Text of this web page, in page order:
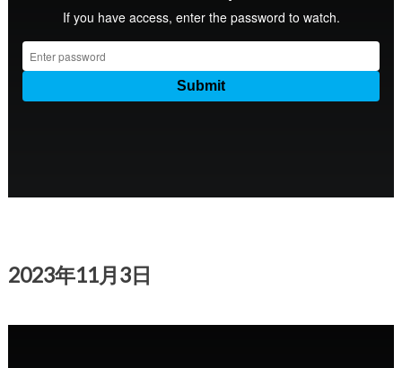
2023年11月3日